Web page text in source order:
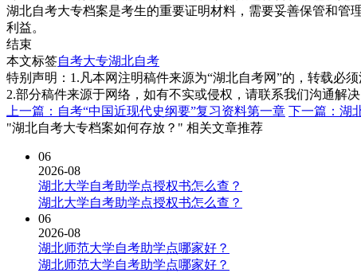
湖北自考大专档案是考生的重要证明材料，需要妥善保管和管
利益。
结束
本文标签自考大专湖北自考
特别声明：1.凡本网注明稿件来源为“湖北自考网”的，转载必
2.部分稿件来源于网络，如有不实或侵权，请联系我们沟通解
上一篇：自考“中国近现代史纲要”复习资料第一章 下一篇：湖
"湖北自考大专档案如何存放？" 相关文章推荐
06
2026-08
湖北大学自考助学点授权书怎么查？
湖北大学自考助学点授权书怎么查？
06
2026-08
湖北师范大学自考助学点哪家好？
湖北师范大学自考助学点哪家好？